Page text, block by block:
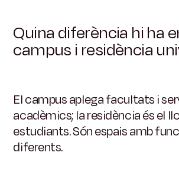
Quina diferència hi ha
campus i residència
El campus aplega facultats i
acadèmics; la residència és el
estudiants. Són espais amb
diferents.